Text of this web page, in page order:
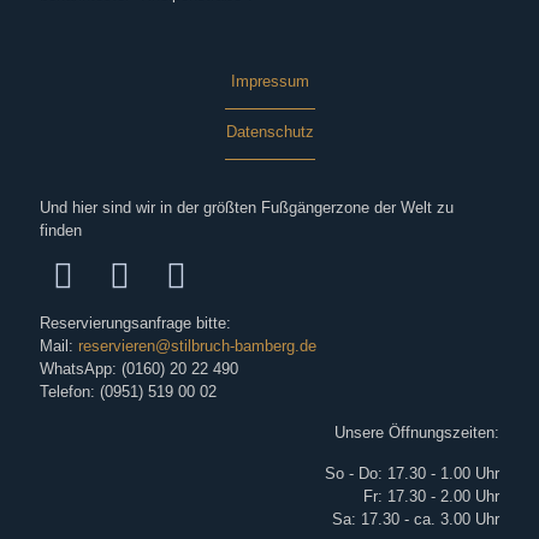
Impressum
Datenschutz
Und hier sind wir in der größten Fußgängerzone der Welt zu
finden
Reservierungsanfrage bitte:
Mail: reservieren@stilbruch-bamberg.de
WhatsApp: (0160) 20 22 490
Telefon: (0951) 519 00 02
Unsere Öffnungszeiten:
So - Do: 17.30 - 1.00 Uhr
Fr: 17.30 - 2.00 Uhr
Sa: 17.30 - ca. 3.00 Uhr